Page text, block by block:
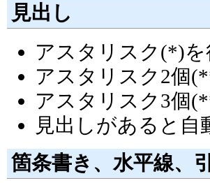
見出し
アスタリスク(*)
アスタリスク2個
アスタリスク3個
見出しがあると
箇条書き、水平線、